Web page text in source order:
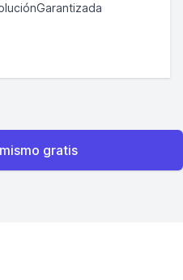
gratis